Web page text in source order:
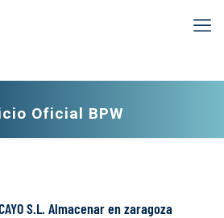
Oficial BPW
S.L. Almacenar en zaragoza